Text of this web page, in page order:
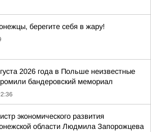
берегите себя в жару!
2026 года в Польше неизвестные
бандеровский мемориал
экономического развития
области Людмила Запорожцева